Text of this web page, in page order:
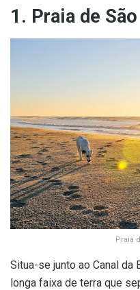
1. Praia de
Praia
Situa-se junto ao Canal da
longa faixa de terra que